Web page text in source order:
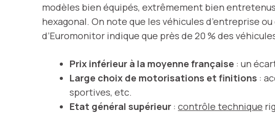
modèles bien équipés, extrêmement bien
hexagonal. On note que les véhicules d’entreprise
d’Euromonitor indique que près de 20 % des
Prix inférieur à la moyenne française : un
Large choix de motorisations et finitions :
sportives, etc.
Etat général supérieur : contrôle technique